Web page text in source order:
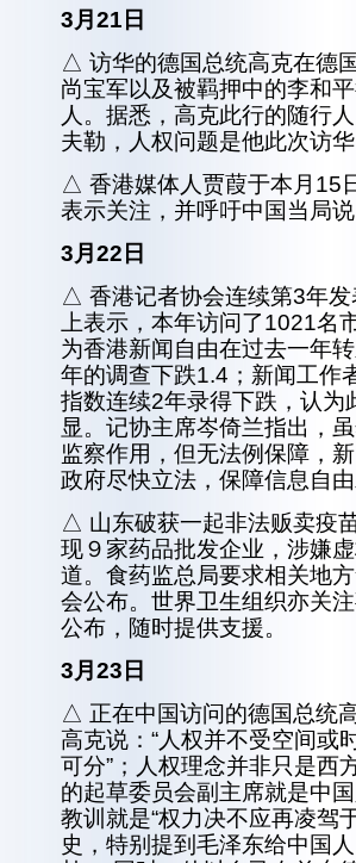
3月21日
△ 访华的德国总统高克在德
尚宝军以及被羁押中的李和
人。据悉，高克此行的随行
夫勒，人权问题是他此次访
△ 香港媒体人贾葭于本月15
表示关注，并呼吁中国当局
3月22日
△ 香港记者协会连续第3年
上表示，本年访问了1021
为香港新闻自由在过去一年
年的调查下跌1.4；新闻工作
指数连续2年录得下跌，认为
显。记协主席岑倚兰指出，
监察作用，但无法例保障，
政府尽快立法，保障信息自
△ 山东破获一起非法贩卖疫
现９家药品批发企业，涉嫌
道。食药监总局要求相关地
会公布。世界卫生组织亦关
公布，随时提供支援。
3月23日
△ 正在中国访问的德国总统
高克说：“人权并不受空间或
可分”；人权理念并非只是西
的起草委员会副主席就是中
教训就是“权力决不应再凌驾
史，特别提到毛泽东给中国